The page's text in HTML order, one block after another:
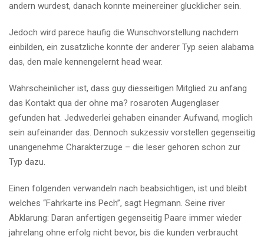
andern wurdest, danach konnte meinereiner glucklicher sein.
Jedoch wird parece haufig die Wunschvorstellung nachdem
einbilden, ein zusatzliche konnte der anderer Typ seien alabama
das, den male kennengelernt head wear.
Wahrscheinlicher ist, dass guy diesseitigen Mitglied zu anfang
das Kontakt qua der ohne ma? rosaroten Augenglaser
gefunden hat. Jedwederlei gehaben einander Aufwand, moglich
sein aufeinander das. Dennoch sukzessiv vorstellen gegenseitig
unangenehme Charakterzuge – die leser gehoren schon zur
Typ dazu.
Einen folgenden verwandeln nach beabsichtigen, ist und bleibt
welches “Fahrkarte ins Pech”, sagt Hegmann. Seine river
Abklarung: Daran anfertigen gegenseitig Paare immer wieder
jahrelang ohne erfolg nicht bevor, bis die kunden verbraucht